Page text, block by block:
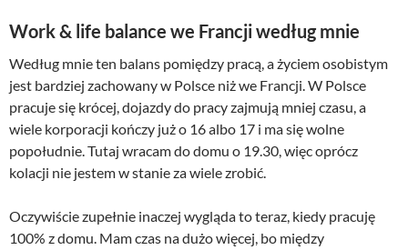
Work & life balance we Francji według mnie
Według mnie ten balans pomiędzy pracą, a życiem osobistym
jest bardziej zachowany w Polsce niż we Francji. W Polsce
pracuje się krócej, dojazdy do pracy zajmują mniej czasu, a
wiele korporacji kończy już o 16 albo 17 i ma się wolne
popołudnie. Tutaj wracam do domu o 19.30, więc oprócz
kolacji nie jestem w stanie za wiele zrobić.
Oczywiście zupełnie inaczej wygląda to teraz, kiedy pracuję
100% z domu. Mam czas na dużo więcej, bo między